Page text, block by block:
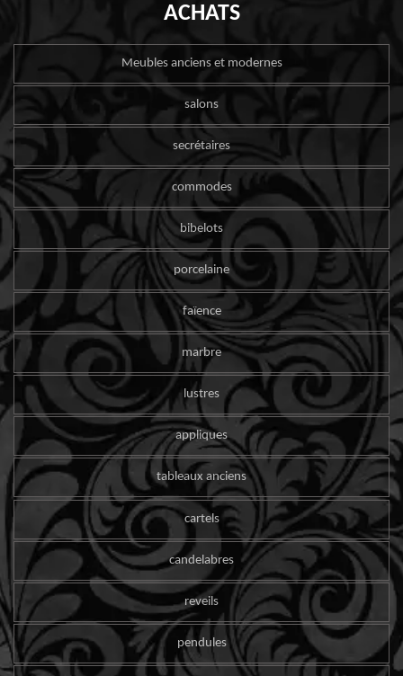
ACHATS
Meubles anciens et modernes
salons
secrétaires
commodes
bibelots
porcelaine
faïence
marbre
lustres
appliques
tableaux anciens
cartels
candelabres
reveils
pendules